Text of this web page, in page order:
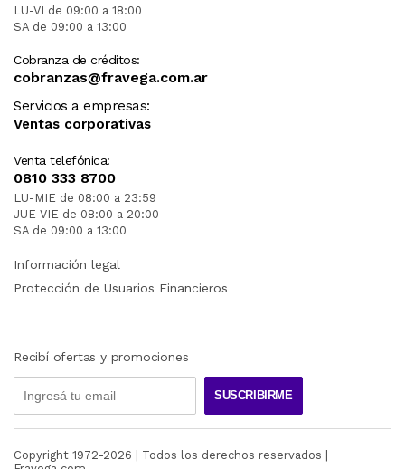
LU-VI de 09:00 a 18:00
SA de 09:00 a 13:00
Cobranza de créditos:
cobranzas@fravega.com.ar
Servicios a empresas:
Ventas corporativas
Venta telefónica:
0810 333 8700
LU-MIE de 08:00 a 23:59
JUE-VIE de 08:00 a 20:00
SA de 09:00 a 13:00
Información legal
Protección de Usuarios Financieros
Recibí ofertas y promociones
SUSCRIBIRME
Copyright 1972-2026 | Todos los derechos reservados |